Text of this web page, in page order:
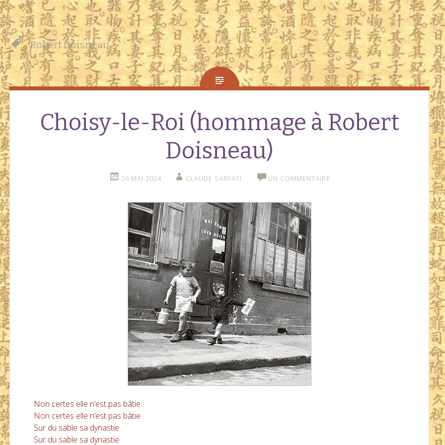
Robert Doisneau
Choisy-le-Roi (hommage à Robert
Doisneau)
26 MAI 2024 CLAUDE SARFATI UN COMMENTAIRE
Non certes elle n’est pas bâtie
Non certes elle n’est pas bâtie
Sur du sable sa dynastie
Sur du sable sa dynastie